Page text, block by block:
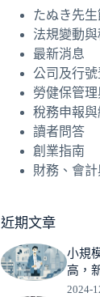
たぬき先
法規變動
最新消息
公司及行
勞健保管
稅務申報
讀者問答
創業指南
財務、會
近期文章
小規
高，
2024-